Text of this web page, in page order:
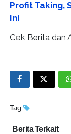
Profit Taking,
Ini
Cek Berita dan
Tag
Berita Terkait